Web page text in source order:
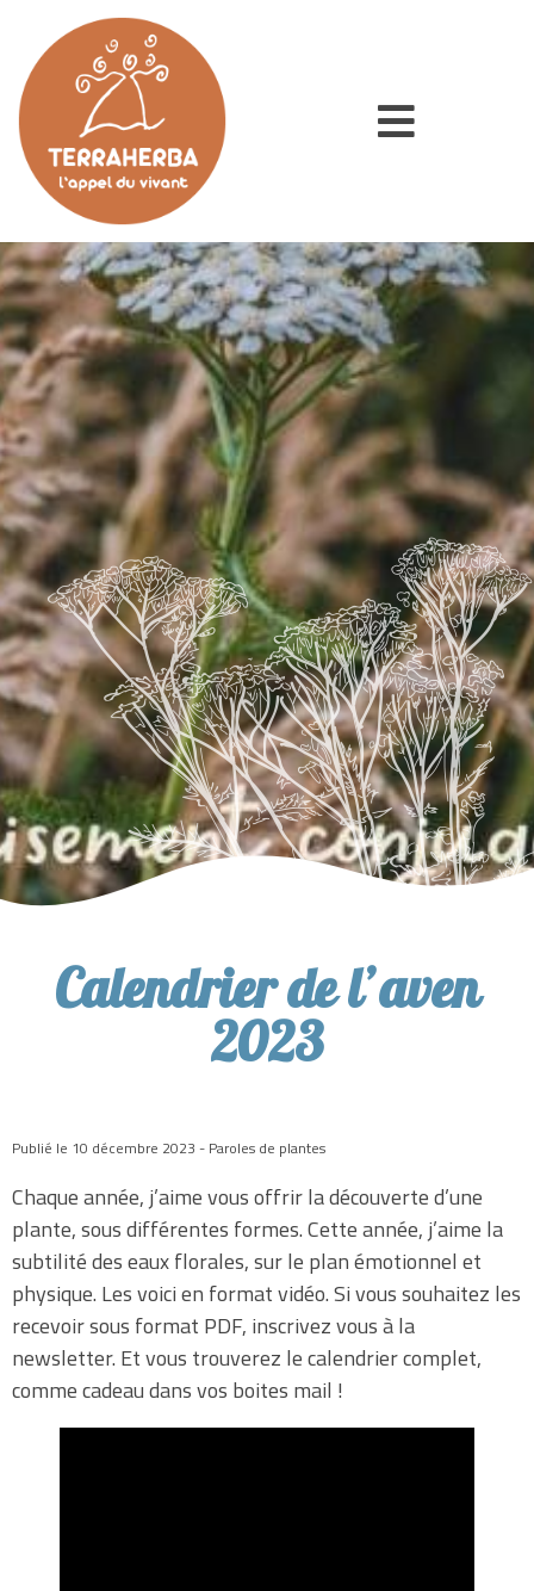
Calendrier de l’aven
2023
Publié le 10 décembre 2023 - Paroles de plantes
Chaque année, j’aime vous offrir la découverte d’une
plante, sous différentes formes. Cette année, j’aime la
subtilité des eaux florales, sur le plan émotionnel et
physique. Les voici en format vidéo. Si vous souhaitez les
recevoir sous format PDF, inscrivez vous à la
newsletter. Et vous trouverez le calendrier complet,
comme cadeau dans vos boites mail !